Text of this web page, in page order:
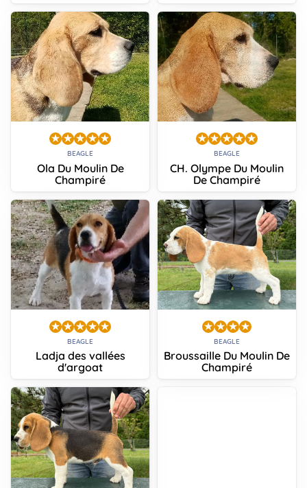
BEAGLE
Ola Du Moulin De
Champiré
BEAGLE
CH. Olympe Du Moulin
De Champiré
BEAGLE
Ladja des vallées
d'argoat
BEAGLE
Broussaille Du Moulin De
Champiré